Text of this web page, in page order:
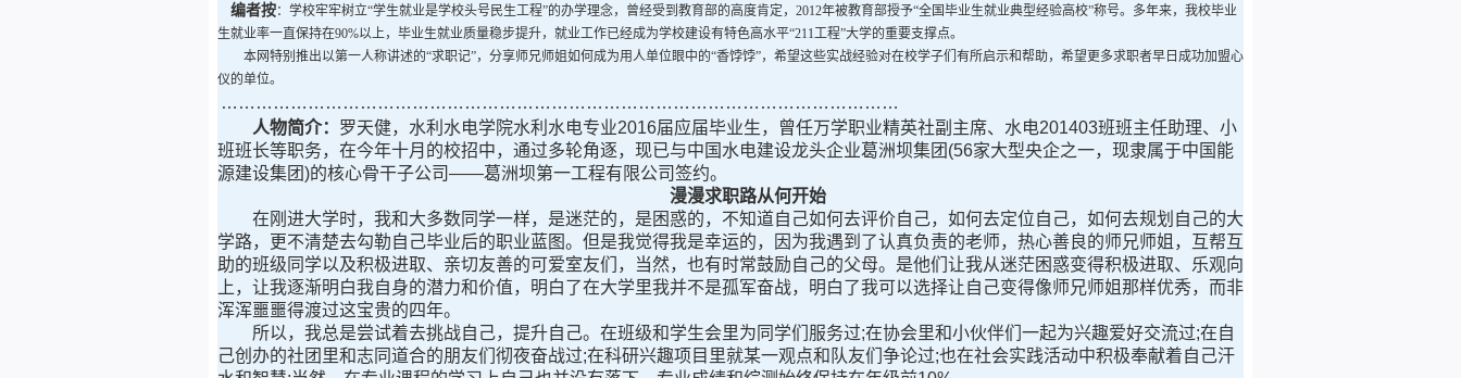
编者按： 学校牢牢树立“学生就业是学校头号民生工程”的办学理念，曾经受到教育部的高度肯定，2012年被教育部授予“全国毕业生就业典型经验高校”称号。多年来，我校毕业
生就业率一直保持在90%以上，毕业生就业质量稳步提升，就业工作已经成为学校建设有特色高水平“211工程”大学的重要支撑点。
本网特别推出以第一人称讲述的“求职记”，分享师兄师姐如何成为用人单位眼中的“香饽饽”，希望这些实战经验对在校学子们有所启示和帮助，希望更多求职者早日成功加盟心
仪的单位。
………………………………………………………………………………………………………
人物简介： 罗天健，水利水电学院水利水电专业2016届应届毕业生，曾任万学职业精英社副主席、水电201403班班主任助理、小
班班长等职务，在今年十月的校招中，通过多轮角逐，现已与中国水电建设龙头企业葛洲坝集团(56家大型央企之一，现隶属于中国能
源建设集团)的核心骨干子公司——葛洲坝第一工程有限公司签约。
漫漫求职路从何开始
在刚进大学时，我和大多数同学一样，是迷茫的，是困惑的，不知道自己如何去评价自己，如何去定位自己，如何去规划自己的大
学路，更不清楚去勾勒自己毕业后的职业蓝图。但是我觉得我是幸运的，因为我遇到了认真负责的老师，热心善良的师兄师姐，互帮互
助的班级同学以及积极进取、亲切友善的可爱室友们，当然，也有时常鼓励自己的父母。是他们让我从迷茫困惑变得积极进取、乐观向
上，让我逐渐明白我自身的潜力和价值，明白了在大学里我并不是孤军奋战，明白了我可以选择让自己变得像师兄师姐那样优秀，而非
浑浑噩噩得渡过这宝贵的四年。
所以，我总是尝试着去挑战自己，提升自己。在班级和学生会里为同学们服务过;在协会里和小伙伴们一起为兴趣爱好交流过;在自
己创办的社团里和志同道合的朋友们彻夜奋战过;在科研兴趣项目里就某一观点和队友们争论过;也在社会实践活动中积极奉献着自己汗